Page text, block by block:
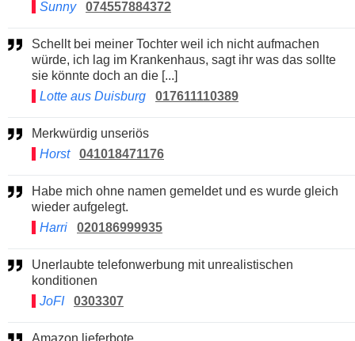
Sunny
074557884372
Schellt bei meiner Tochter weil ich nicht aufmachen
würde, ich lag im Krankenhaus, sagt ihr was das sollte
sie könnte doch an die [...]
Lotte aus Duisburg
017611110389
Merkwürdig unseriös
Horst
041018471176
Habe mich ohne namen gemeldet und es wurde gleich
wieder aufgelegt.
Harri
020186999935
Unerlaubte telefonwerbung mit unrealistischen
konditionen
JoFI
0303307
Amazon lieferbote